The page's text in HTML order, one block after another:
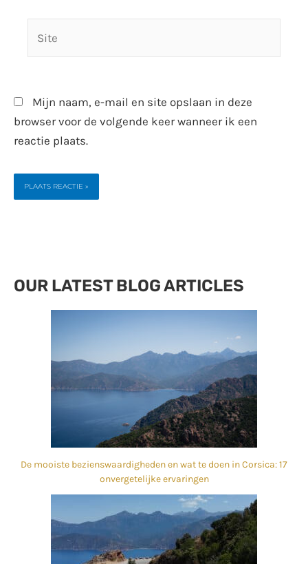
Mijn naam, e-mail en site opslaan in deze
browser voor de volgende keer wanneer ik een
reactie plaats.
OUR LATEST BLOG ARTICLES
De mooiste bezienswaardigheden en wat te doen in Corsica: 17
onvergetelijke ervaringen